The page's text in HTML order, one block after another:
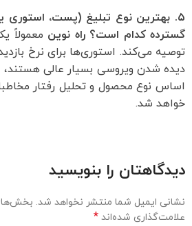
۵. بهترین نوع تبلیغ (پست، استوری
گسترده کدام است؟ راه نوین معمولاً
توصیه می‌کند. استوری‌ها برای نرخ
دیده شدن ویروسی بسیار عالی هستند،
اساس نوع محصول و تحلیل رفتار
خواهد شد.
دیدگاهتان را بنویسید
نشانی ایمیل شما منتشر نخواهد شد.
علامت‌گذاری شده‌اند *